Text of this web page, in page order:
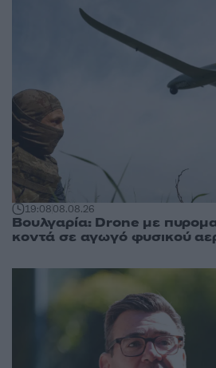
19:0808.08.26
Βουλγαρία: Drone με
κοντά σε αγωγό φυσικού